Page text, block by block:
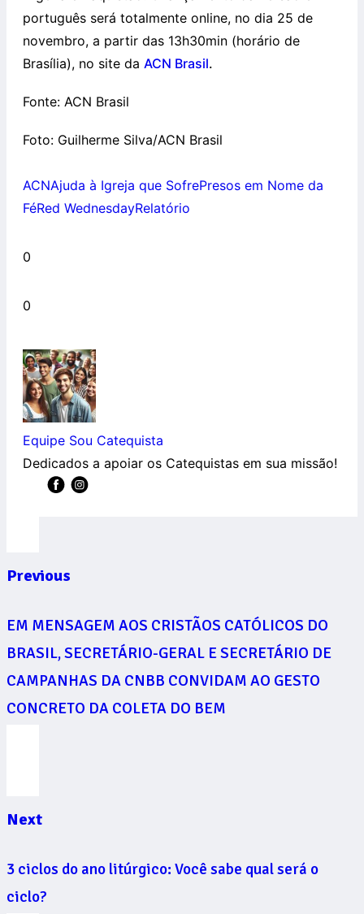
português será totalmente online, no dia 25 de
novembro, a partir das 13h30min (horário de
Brasília), no site da ACN Brasil.
Fonte: ACN Brasil
Foto: Guilherme Silva/ACN Brasil
ACNAjuda à Igreja que SofrePresos em Nome da
FéRed WednesdayRelatório
0
0
Equipe Sou Catequista
Dedicados a apoiar os Catequistas em sua missão!
Previous
EM MENSAGEM AOS CRISTÃOS CATÓLICOS DO
BRASIL, SECRETÁRIO-GERAL E SECRETÁRIO DE
CAMPANHAS DA CNBB CONVIDAM AO GESTO
CONCRETO DA COLETA DO BEM
Next
3 ciclos do ano litúrgico: Você sabe qual será o
ciclo?